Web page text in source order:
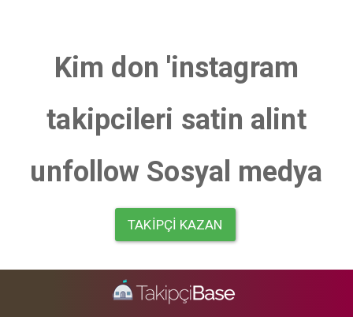
Kim don 'instagram
takipcileri satin alint
unfollow Sosyal medya
TAKIPÇI KAZAN